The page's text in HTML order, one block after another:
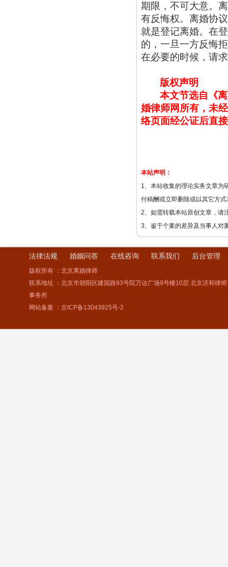
期限，不可大意。
有反悔权。离婚协
就是登记离婚。在
的，一旦一方反悔
在必要的时候，请
版权声明
本文节选自《
婚律师网所有，未
络页面经公证后直
本站声明：
1、本站收集的理论实务文章为
付稿酬或立即删除或以其它方式
2、如需转载本站原创文章，请
3、鉴于个案的差异及当事人对
法律法规 婚姻问答 在线咨询 联系我们 后台管理
版权所有 ：北京离婚律师
联系地址 ：北京市朝阳区建国路93号院万达广场9号楼10层 北京济和律师
事务所
网站备案 ： 京ICP备13043925号-2